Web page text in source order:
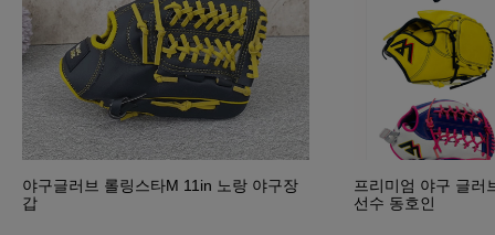
야구글러브 롤링스타M 11in 노랑 야구장
갑
프리미엄 야구 글러
선수 동호인